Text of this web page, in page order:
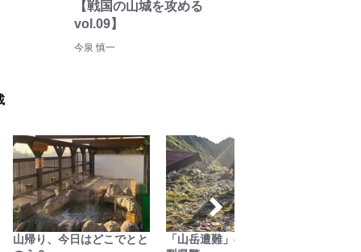
【戦国の山城を攻める
vol.09】
今泉 慎一
山帰り、今日はどこでとと
「山岳遭難」のリアル＜山